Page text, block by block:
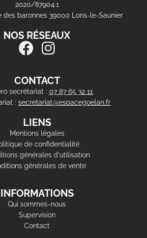
2020/87904.1
des baronnes 39000 Lons-le-Saunier
NOS RÉSEAUX
CONTACT
secrétariat : 07 87 65 32 11
: secretariat@espacegoelan.fr
LIENS
Mentions légales
de confidentialité
générales d'utilisation
générales de vente
INFORMATIONS
Qui sommes-nous
Supervision
Contact